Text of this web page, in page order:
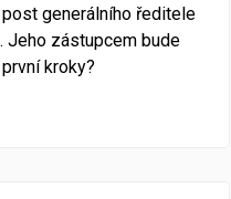
generálního ředitele
Jeho zástupcem bude
kroky?